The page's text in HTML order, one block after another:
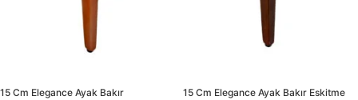
15 Cm Elegance Ayak Bakır 15 Cm Elegance Ayak Bakır Eskitme